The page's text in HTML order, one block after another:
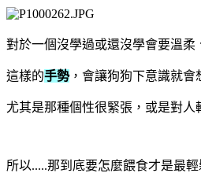
對於一個沒學過或還沒學會要溫柔
這樣的手勢，會讓狗狗下意識就會
尤其是那種個性很緊張，或是對人
所以.....那到底要怎麼餵食才是最